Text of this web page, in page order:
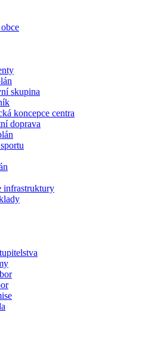
skupina
koncepce centra
doprava
infrastruktury